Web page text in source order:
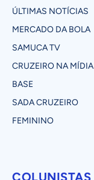
ÚLTIMAS NOTÍCIAS
MERCADO DA BOLA
SAMUCA TV
CRUZEIRO NA MÍDIA
BASE
SADA CRUZEIRO
FEMININO
COLUNISTAS